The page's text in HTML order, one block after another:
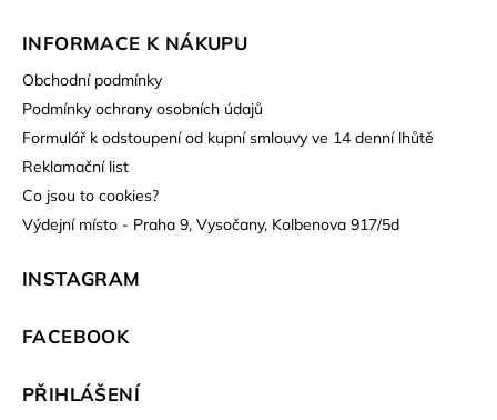
INFORMACE K NÁKUPU
Obchodní podmínky
Podmínky ochrany osobních údajů
Formulář k odstoupení od kupní smlouvy ve 14 denní lhůtě
Reklamační list
Co jsou to cookies?
Výdejní místo - Praha 9, Vysočany, Kolbenova 917/5d
INSTAGRAM
FACEBOOK
PŘIHLÁŠENÍ